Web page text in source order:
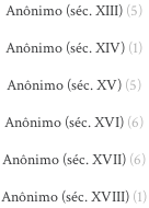
Anônimo (séc. XIII)(5)
Anônimo (séc. XIV)(1)
Anônimo (séc. XV)(5)
Anônimo (séc. XVI)(6)
Anônimo (séc. XVII)(6)
Anônimo (séc. XVIII)(1)